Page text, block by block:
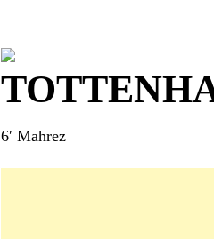
6′ Mahrez